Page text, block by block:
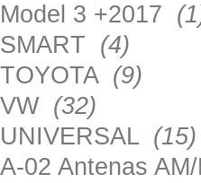
Model 3 +2017
SMART (4)
TOYOTA (9)
VW (32)
UNIVERSAL (15)
A-02 Antenas